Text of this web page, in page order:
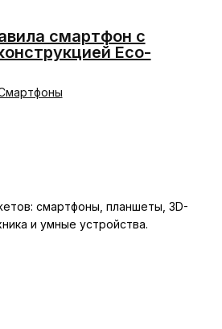
смартфон с
Eco-
смартфоны, планшеты, 3D-
и умные устройства.